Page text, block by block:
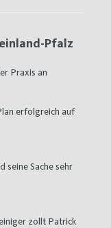
Pfalz
Praxis an
erfolgreich auf
seine Sache sehr
zollt Patrick